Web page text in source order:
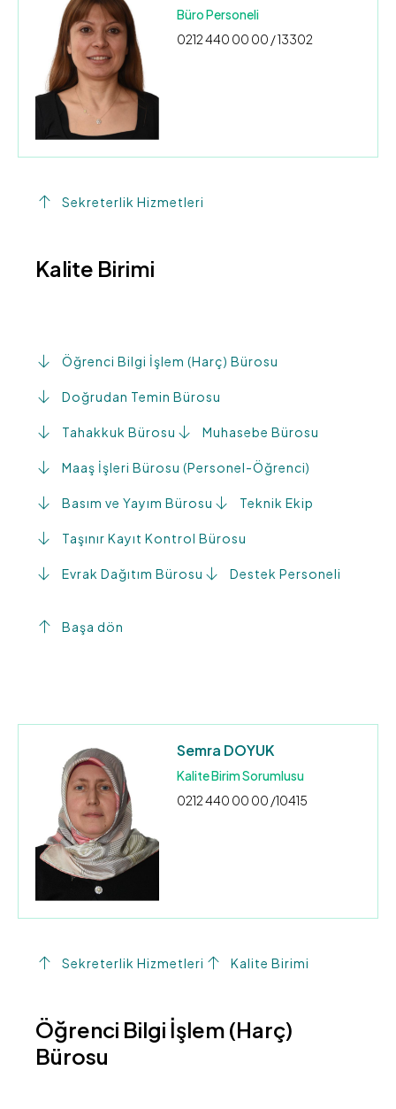
Büro Personeli
0212 440 00 00 / 13302
Sekreterlik Hizmetleri
Kalite Birimi
Öğrenci Bilgi İşlem (Harç) Bürosu
Doğrudan Temin Bürosu
Tahakkuk Bürosu Muhasebe Bürosu
Maaş İşleri Bürosu (Personel-Öğrenci)
Basım ve Yayım Bürosu Teknik Ekip
Taşınır Kayıt Kontrol Bürosu
Evrak Dağıtım Bürosu Destek Personeli
Başa dön
Semra DOYUK
Kalite Birim Sorumlusu
0212 440 00 00 /10415
Sekreterlik Hizmetleri Kalite Birimi
Öğrenci Bilgi İşlem (Harç)
Bürosu